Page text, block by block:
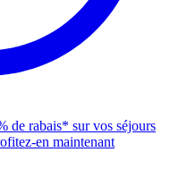
de rabais* sur vos séjours
en maintenant